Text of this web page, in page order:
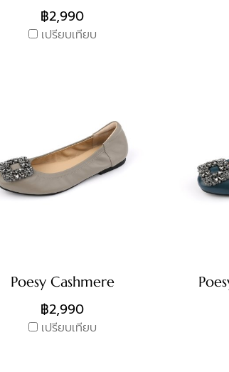
฿2,990
เปรียบเทียบ
Poesy Cashmere
฿2,990
เปรียบเทียบ